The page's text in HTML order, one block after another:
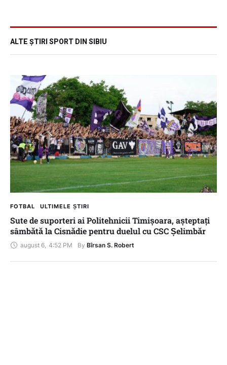
ALTE ȘTIRI SPORT DIN SIBIU
FOTBAL ULTIMELE ȘTIRI
Sute de suporteri ai Politehnicii Timișoara, așteptați
sâmbătă la Cisnădie pentru duelul cu CSC Șelimbăr
august 6 4:52 PM By Bîrsan S. Robert